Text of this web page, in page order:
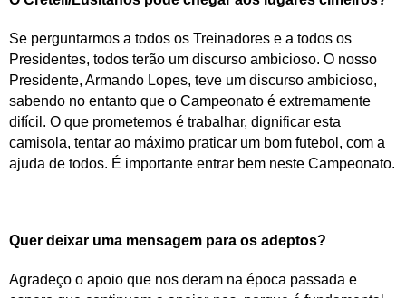
Se perguntarmos a todos os Treinadores e a todos os
Presidentes, todos terão um discurso ambicioso. O nosso
Presidente, Armando Lopes, teve um discurso ambicioso,
sabendo no entanto que o Campeonato é extremamente
difícil. O que prometemos é trabalhar, dignificar esta
camisola, tentar ao máximo praticar um bom futebol, com a
ajuda de todos. É importante entrar bem neste Campeonato.
Quer deixar uma mensagem para os adeptos?
Agradeço o apoio que nos deram na época passada e